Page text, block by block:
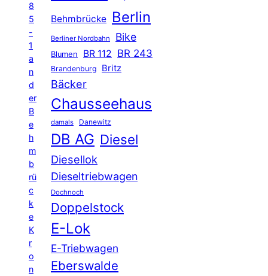
8
5
-
1
a
n
d
er
B
e
h
m
b
rü
c
k
e
K
r
o
n
Behmbrücke Berlin
Berliner Nordbahn Bike
Blumen BR 112 BR 243
Brandenburg Britz
Bäcker
Chausseehaus
damals Danewitz
DB AG Diesel
Diesellok
Dieseltriebwagen
Dochnoch
Doppelstock
E-Lok
E-Triebwagen
Eberswalde